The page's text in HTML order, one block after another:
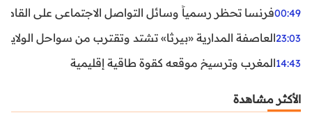
00:49فرنسا تحظر رسمياً وسائل التواصل الاجتماعي على القاصرين
23:03العاصفة المدارية «بيرثا» تشتد وتقترب من سواحل
14:43المغرب وترسيخ موقعه كقوة طاقية إقليمية
الأكثر مشاهدة